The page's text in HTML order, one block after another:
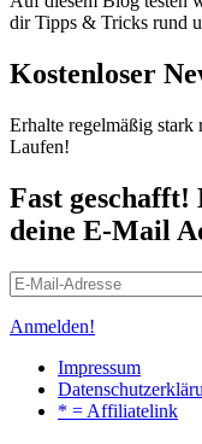
dir Tipps & Tricks rund
Kostenloser
Erhalte regelmäßig
Laufen!
Fast geschafft!
deine E-Mail
Anmelden!
Impressum
* = Affiliatelink